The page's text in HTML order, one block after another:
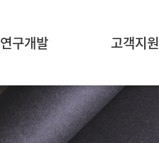
연구개발 고객지원